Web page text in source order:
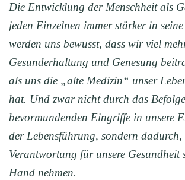
Die Entwicklung der Menschheit als
jeden Einzelnen immerstärker in
werden uns bewusst, dass wir viel
Gesunderhaltung und Genesung
als uns die „alte Medizin“ unser
hat. Und zwar nicht durch das
bevormundenden Eingriffe in unsere
der Lebensführung, sondern
Verantwortung für unsere Gesundheit
Hand nehmen.